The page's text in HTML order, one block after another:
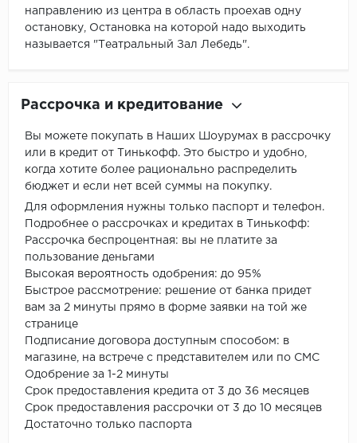
направлению из центра в область проехав одну
остановку, Остановка на которой надо выходить
называется "Театральный Зал Лебедь".
Рассрочка и кредитование
Вы можете покупать в Наших Шоурумах в рассрочку
или в кредит от Тинькофф. Это быстро и удобно,
когда хотите более рационально распределить
бюджет и если нет всей суммы на покупку.
Для оформления нужны только паспорт и телефон.
Подробнее о рассрочках и кредитах в Тинькофф:
Рассрочка беспроцентная: вы не платите за
пользование деньгами
Высокая вероятность одобрения: до 95%
Быстрое рассмотрение: решение от банка придет
вам за 2 минуты прямо в форме заявки на той же
странице
Подписание договора доступным способом: в
магазине, на встрече с представителем или по СМС
Одобрение за 1-2 минуты
Срок предоставления кредита от 3 до 36 месяцев
Срок предоставления рассрочки от 3 до 10 месяцев
Достаточно только паспорта